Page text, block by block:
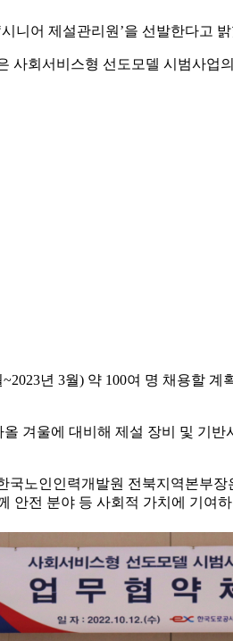
니어 제설관리원’을 선발한다고
사회서비스형 선도모델 시범사
년 3월) 약 100여 명 채용할
겨울에 대비해 제설 장비 및 기
노인인력개발원 전북지역본부
안전 분야 등 사회적 가치에 기여